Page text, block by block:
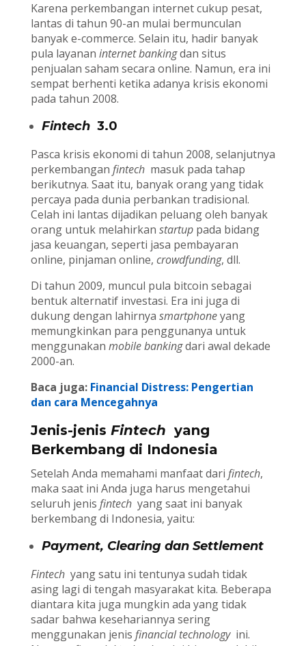
Karena perkembangan internet cukup pesat,
lantas di tahun 90-an mulai bermunculan
banyak e-commerce. Selain itu, hadir banyak
pula layanan internet bankingdan situs
penjualan saham secara online. Namun, era ini
sempat berhenti ketika adanya krisis ekonomi
pada tahun 2008.
Fintech 3.0
Pasca krisis ekonomi di tahun 2008, selanjutnya
perkembangan fintech masuk pada tahap
berikutnya. Saat itu, banyak orang yang tidak
percaya pada dunia perbankan tradisional.
Celah ini lantas dijadikan peluang oleh banyak
orang untuk melahirkan startuppada bidang
jasa keuangan, seperti jasa pembayaran
online, pinjaman online, crowdfunding, dll.
Di tahun 2009, muncul pula bitcoin sebagai
bentuk alternatif investasi. Era ini juga di
dukung dengan lahirnya smartphoneyang
memungkinkan para penggunanya untuk
menggunakan mobile bankingdari awal dekade
2000-an.
Baca juga: Financial Distress: Pengertian
dan cara Mencegahnya
Jenis-jenis Fintech yang
Berkembang di Indonesia
Setelah Anda memahami manfaat dari fintech,
maka saat ini Anda juga harus mengetahui
seluruh jenis fintech yang saat ini banyak
berkembang di Indonesia, yaitu:
Payment, Clearing dan Settlement
Fintech yang satu ini tentunya sudah tidak
asing lagi di tengah masyarakat kita. Beberapa
diantara kita juga mungkin ada yang tidak
sadar bahwa kesehariannya sering
menggunakan jenis financial technology ini.